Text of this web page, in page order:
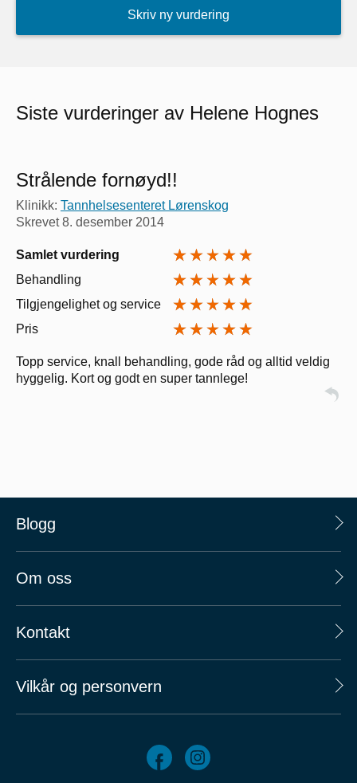
Skriv ny vurdering
Siste vurderinger av Helene Hognes
Strålende fornøyd!!
Klinikk: Tannhelsesenteret Lørenskog
Skrevet8. desember 2014
Samlet vurdering
Behandling
Tilgjengelighet og service
Pris
Topp service, knall behandling, gode råd og alltid veldig
hyggelig. Kort og godt en super tannlege!
Blogg
Om oss
Kontakt
Vilkår og personvern